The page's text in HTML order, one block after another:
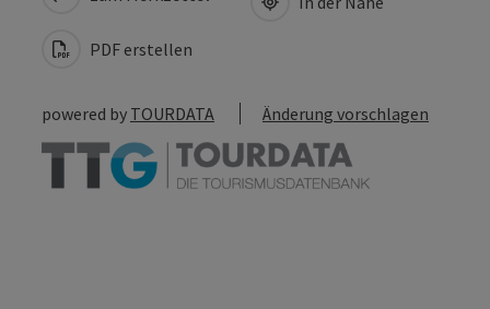
PDF erstellen
powered by TOURDATA Änderung vorschlagen